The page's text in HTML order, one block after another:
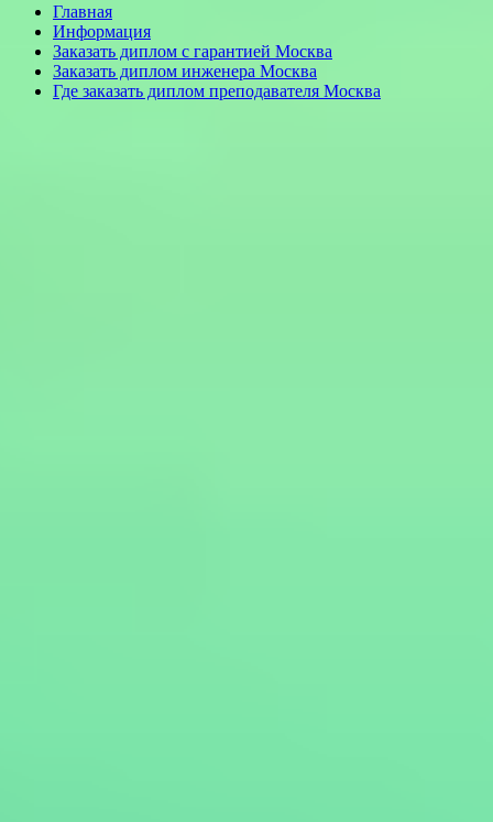
Главная
Информация
Заказать диплом с гарантией Москва
Заказать диплом инженера Москва
Где заказать диплом преподавателя Москва